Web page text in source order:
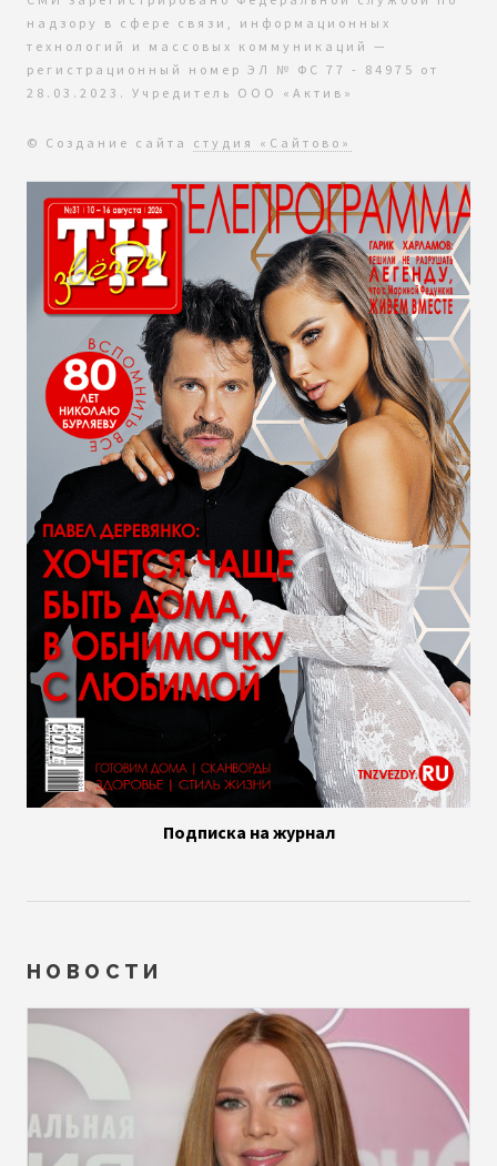
надзору в сфере связи, информационных
технологий и массовых коммуникаций —
регистрационный номер ЭЛ № ФС 77 - 84975 от
28.03.2023. Учредитель ООО «Актив»
© Создание сайта студия «Сайтово»
Подписка на журнал
НОВОСТИ